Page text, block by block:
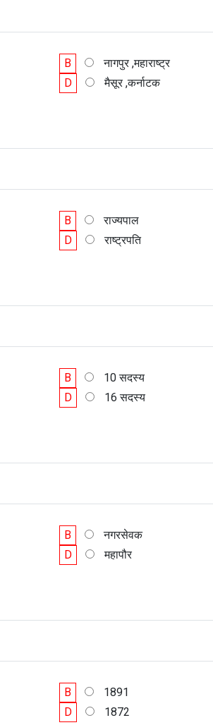
B
नागपुर ,महाराष्ट्र
D मैसूर ,कर्नाटक
B
राज्यपाल
D राष्ट्रपति
B
10 सदस्य
D 16 सदस्य
B
नगरसेवक
D महापौर
B
1891
D 1872